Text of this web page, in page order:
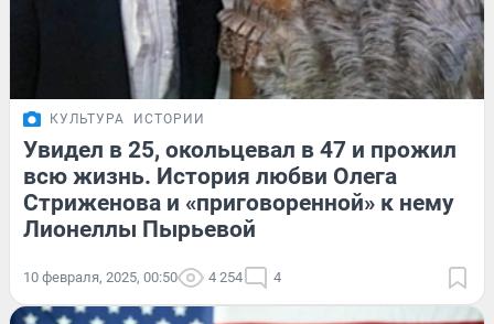
КУЛЬТУРА ИСТОРИИ
Увидел в 25, окольцевал в 47 и прожил
всю жизнь. История любви Олега
Стриженова и «приговоренной» к нему
Лионеллы Пырьевой
10 февраля, 2025, 00:50 4 254 4